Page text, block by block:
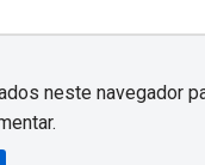
neste navegador